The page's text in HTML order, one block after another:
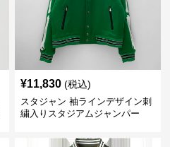
¥11,830 (税込)
スタジャン 袖ラインデザイン刺
繍入りスタジアムジャンパー